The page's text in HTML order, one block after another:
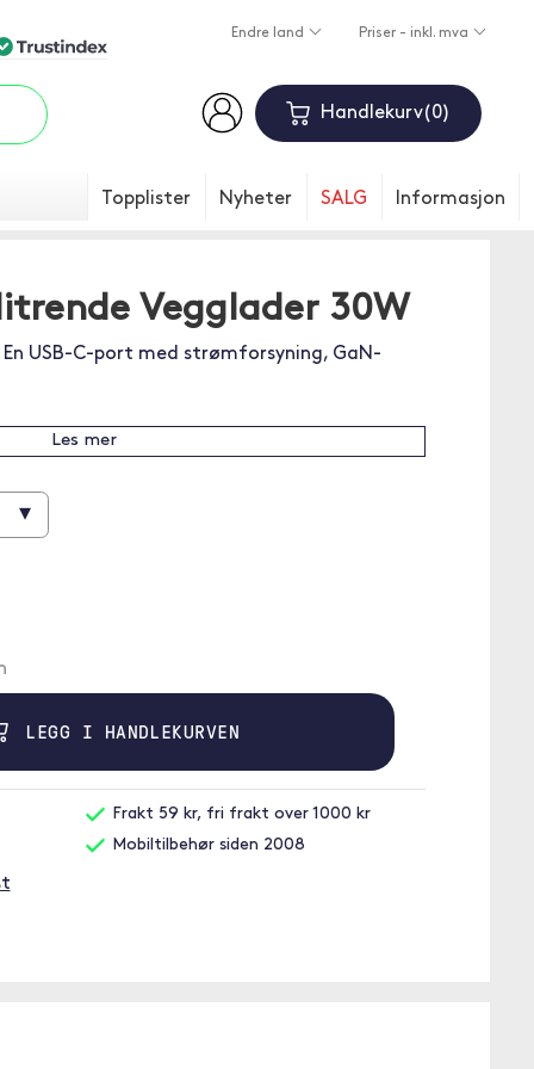
Endre land Priser - inkl. mva
Handlekurv 0
Topplister Nyheter SALG Informasjon
Vegglader 30W
USB-C-port med strømforsyning, GaN-
Les mer
▾
LEGG I HANDLEKURVEN
Frakt 59 kr, fri frakt over 1000 kr
Mobiltilbehør siden 2008